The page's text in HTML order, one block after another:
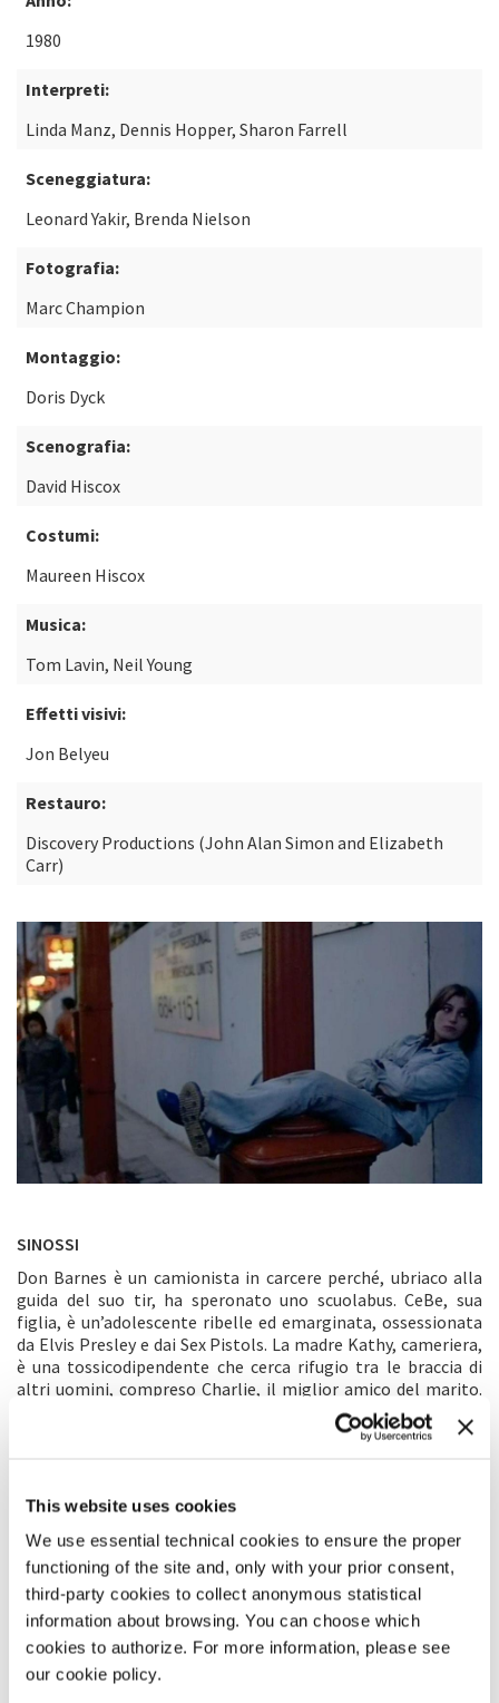
This website uses cookies
We use essential technical cookies to ensure the proper
functioning of the site and, only with your prior consent,
third-party cookies to collect anonymous statistical
information about browsing. You can choose which
cookies to authorize. For more information, please see
our cookie policy.
1980
Interpreti:
Linda Manz, Dennis Hopper, Sharon Farrell
Sceneggiatura:
Leonard Yakir, Brenda Nielson
Fotografia:
Marc Champion
Montaggio:
Doris Dyck
Scenografia:
David Hiscox
Costumi:
Maureen Hiscox
Musica:
Tom Lavin, Neil Young
Effetti visivi:
Jon Belyeu
Restauro:
Discovery Productions (John Alan Simon and Elizabeth
Carr)
SINOSSI
Don Barnes è un camionista in carcere perché, ubriaco alla
guida del suo tir, ha speronato uno scuolabus. CeBe, sua
figlia, è un’adolescente ribelle ed emarginata, ossessionata
da Elvis Presley e dai Sex Pistols. La madre Kathy, cameriera,
è una tossicodipendente che cerca rifugio tra le braccia di
altri uomini, compreso Charlie, il miglior amico del marito.
CeBe scappa di casa per raggiungere la scena punk di
Vancouver: finisce in libertà vigilata minorile, sotto la
unita e ricominciare da capo, ma la scoperta di oscuri segreti
critico cinematografico Roger Ebert ha detto del film:
“Pollici su! Un amaro, indimenticabile poema
sull’alienazione. Uno dei tesori ignorati tra gli ultimi film
indipendenti.”
COMMENTO DEL REGISTA